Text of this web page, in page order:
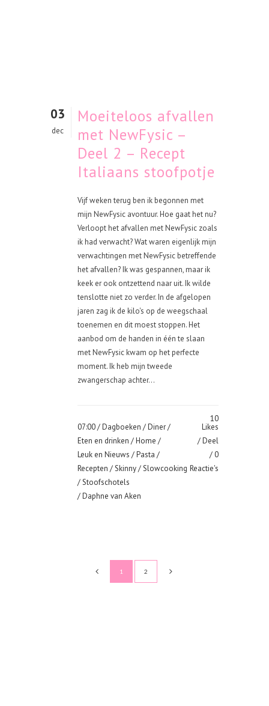
03
dec
Moeiteloos afvallen
met NewFysic –
Deel 2 – Recept
Italiaans stoofpotje
Vijf weken terug ben ik begonnen met
mijn NewFysic avontuur. Hoe gaat het nu?
Verloopt het afvallen met NewFysic zoals
ik had verwacht? Wat waren eigenlijk mijn
verwachtingen met NewFysic betreffende
het afvallen? Ik was gespannen, maar ik
keek er ook ontzettend naar uit. Ik wilde
tenslotte niet zo verder. In de afgelopen
jaren zag ik de kilo's op de weegschaal
toenemen en dit moest stoppen. Het
aanbod om de handen in één te slaan
met NewFysic kwam op het perfecte
moment. Ik heb mijn tweede
zwangerschap achter...
07:00 /Dagboeken /Diner/
Eten en drinken /Home /
Leuk en Nieuws /Pasta /
Recepten /Skinny/Slowcooking
/Stoofschotels
/ Daphne van Aken
10
Likes
Deel
0
Reactie's
1 2